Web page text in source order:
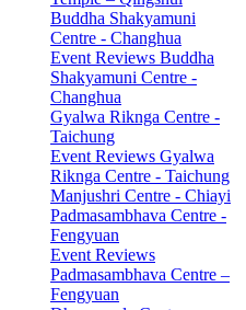
Buddha Shakyamuni
Centre - Changhua
Event Reviews Buddha
Shakyamuni Centre -
Changhua
Gyalwa Riknga Centre -
Taichung
Event Reviews Gyalwa
Riknga Centre - Taichung
Manjushri Centre - Chiayi
Padmasambhava Centre -
Fengyuan
Event Reviews
Padmasambhava Centre –
Fengyuan